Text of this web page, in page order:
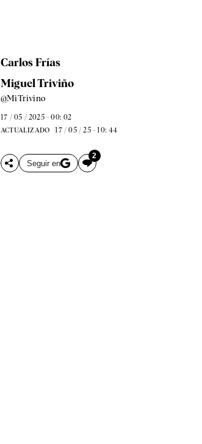
Carlos Frías
Miguel Triviño
@MiTrivino
17 / 05 / 2025 - 00: 02
ACTUALIZADO 17 / 05 / 25 - 10: 44
Seguir en
2